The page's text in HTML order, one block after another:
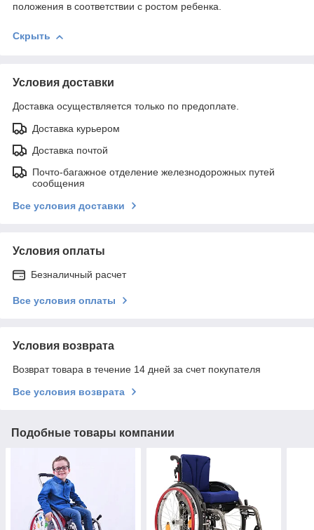
положения в соответствии с ростом ребенка.
Скрыть
Условия доставки
Доставка осуществляется только по предоплате.
Доставка курьером
Доставка почтой
Почто-багажное отделение железнодорожных путей
сообщения
Все условия доставки
Условия оплаты
Безналичный расчет
Все условия оплаты
Условия возврата
Возврат товара в течение 14 дней за счет покупателя
Все условия возврата
Подобные товары компании